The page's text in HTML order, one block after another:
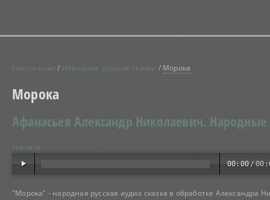
список книг/ Народные русские сказки / Морока
Морока
Афанасьев Александр Николаевич. Народные
скачать
00:00 /
"Морока" - народная русская аудио сказка в обработке